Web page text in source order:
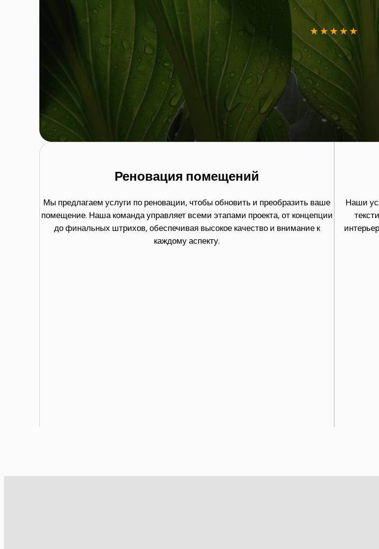
★★★★★
Реновация помещений
Мы предлагаем услуги по реновации, чтобы обновить и преобразить ваше
помещение. Наша команда управляет всеми этапами проекта, от концепции
до финальных штрихов, обеспечивая высокое качество и внимание к
каждому аспекту.
Наши